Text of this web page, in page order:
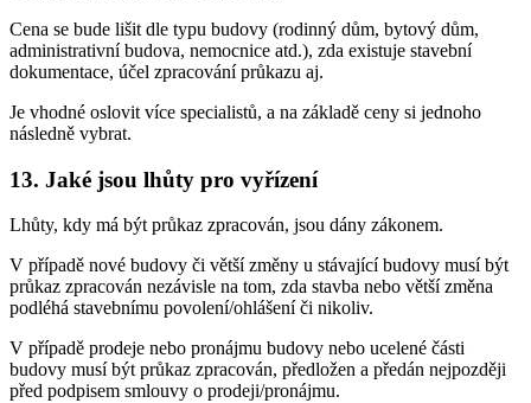
Cena se bude lišit dle typu budovy (rodinný dům, bytový dům,
administrativní budova, nemocnice atd.), zda existuje stavební
dokumentace, účel zpracování průkazu aj.
Je vhodné oslovit více specialistů, a na základě ceny si jednoho
následně vybrat.
13. Jaké jsou lhůty pro vyřízení
Lhůty, kdy má být průkaz zpracován, jsou dány zákonem.
V případě nové budovy či větší změny u stávající budovy musí být
průkaz zpracován nezávisle na tom, zda stavba nebo větší změna
podléhá stavebnímu povolení/ohlášení či nikoliv.
V případě prodeje nebo pronájmu budovy nebo ucelené části
budovy musí být průkaz zpracován, předložen a předán nejpozději
před podpisem smlouvy o prodeji/pronájmu.